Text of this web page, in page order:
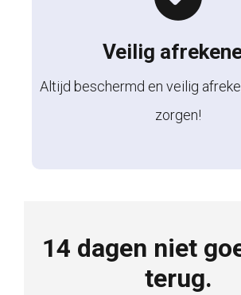
Veilig
Altijd beschermd en veilig
zorgen!
14 dagen niet
terug.